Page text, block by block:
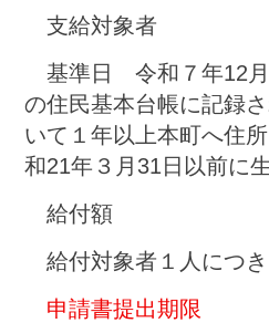
支給対象者
基準日 令和７年12月
の住民基本台帳に記録
いて１年以上本町へ
和21年３月31日以前に
給付額
給付対象者１人につき
申請書提出期限